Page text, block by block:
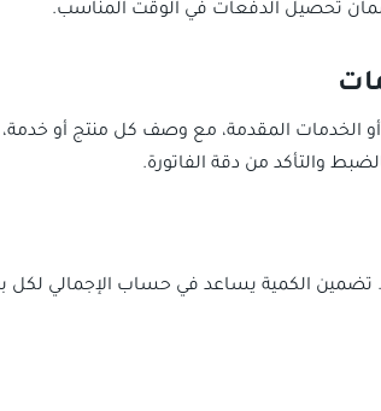
تحصيل الدفعات في الوقت المناسب.
الخدمات المقدمة، مع وصف كل منتج أو خدمة،
والتأكد من دقة الفاتورة.
تضمين الكمية يساعد في حساب الإجمالي لكل